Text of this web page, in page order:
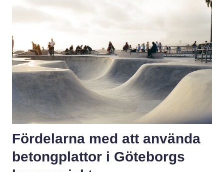
Fördelarna med att använda
betongplattor i Göteborgs